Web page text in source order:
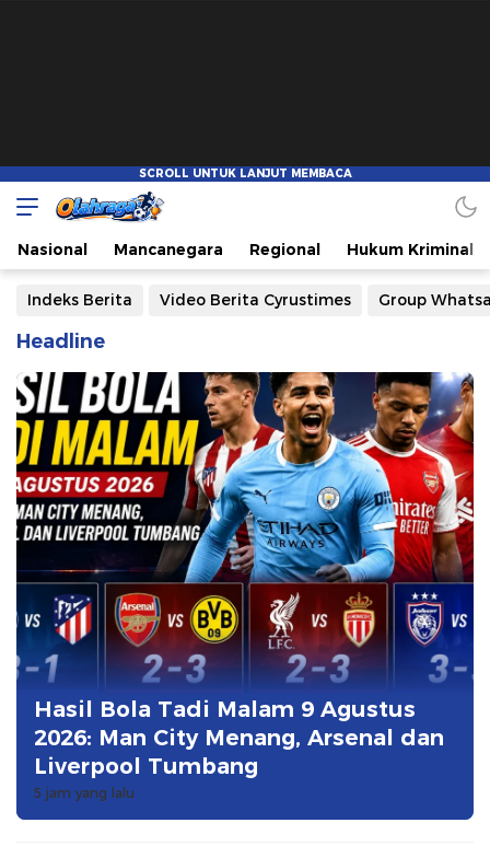
Nasional Mancanegara Regional Hukum Kriminal
Indeks Berita Video Berita Cyrustimes Group
Headline
Hasil Bola Tadi Malam 9 Agustus
2026: Man City Menang, Arsenal dan
Liverpool Tumbang
5 jam yang lalu